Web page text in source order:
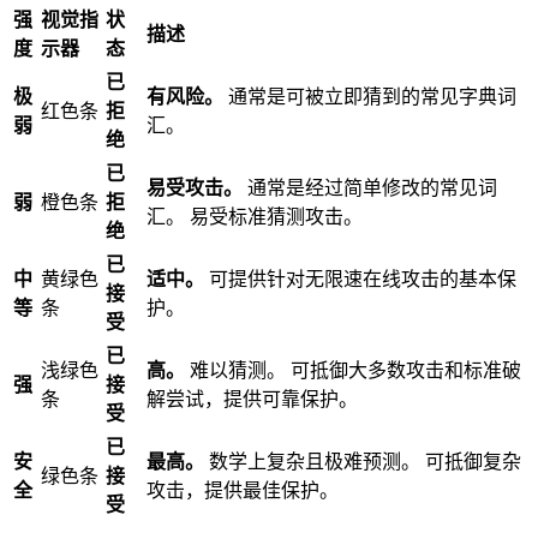
强
度
视觉指
示器
状
态
描述
极
弱
红色条
已
拒
绝
有风险。
通常是可被立即猜到的常见字典词
汇。
弱 橙色条
已
拒
绝
易受攻击。
通常是经过简单修改的常见词
汇。 易受标准猜测攻击。
中
等
黄绿色
条
已
接
受
适中。
可提供针对无限速在线攻击的基本保
护。
强
浅绿色
条
已
接
受
高。
难以猜测。 可抵御大多数攻击和标准破
解尝试，提供可靠保护。
安
全
绿色条
已
接
受
最高。
数学上复杂且极难预测。 可抵御复杂
攻击，提供最佳保护。